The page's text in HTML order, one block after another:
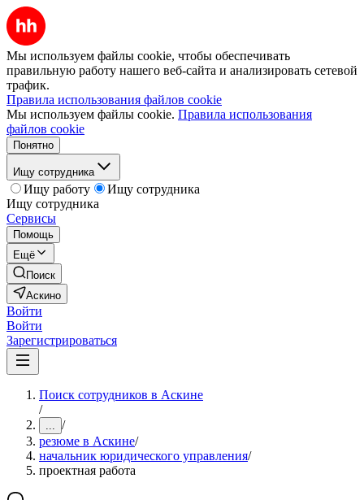
Мы используем файлы cookie, чтобы обеспечивать
правильную работу нашего веб-сайта и анализировать сетевой
трафик.
Правила использования файлов cookie
Мы используем файлы cookie. Правила использования
файлов cookie
Понятно
Ищу сотрудника
Ищу работу
Ищу сотрудника
Ищу сотрудника
Сервисы
Помощь
Ещё
Поиск
Аскино
Войти
Войти
Зарегистрироваться
Поиск сотрудников в Аскине
/
... /
резюме в Аскине/
начальник юридического управления/
проектная работа